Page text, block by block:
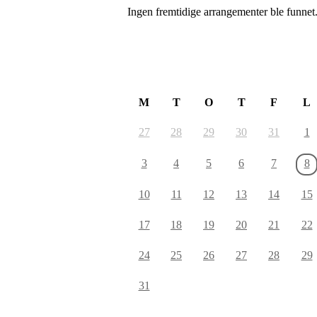
Ingen fremtidige arrangementer ble funnet.
M T O T F L
27 28 29 30 31 1
3 4 5 6 7 8
10 11 12 13 14 15
17 18 19 20 21 22
24 25 26 27 28 29
31